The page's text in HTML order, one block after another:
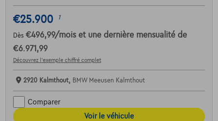
€25.900 1
Dès €496,99/mois et une dernière mensualité de
€6.971,99
Découvrez l’exemple chiffré complet
2920 Kalmthout, BMW Meeusen Kalmthout
Comparer
Voir le véhicule